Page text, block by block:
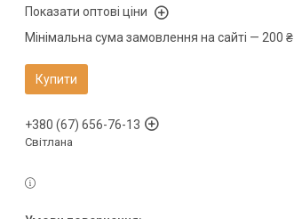
Показати оптові ціни
Мінімальна сума замовлення на сайті — 200 ₴
Купити
+380 (67) 656-76-13
Світлана